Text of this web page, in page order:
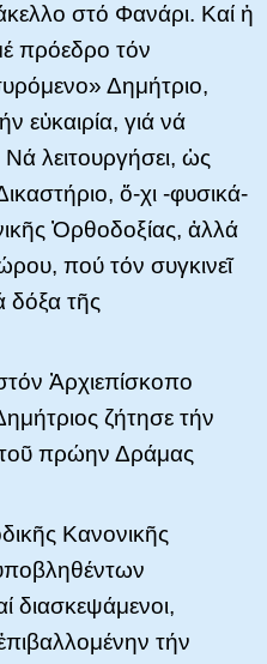
στό Φανάρι. Καί ἡ
πρόεδρο τόν
Δημήτριο,
εὐκαιρία, γιά νά
λειτουργήσει, ὡς
ὄ-χι -φυσικά-
Ὀρθοδοξίας, ἀλλά
πού τόν συγκινεῖ
δόξα τῆς
Ἀρχιεπίσκοπο
ζήτησε τήν
πρώην Δράμας
Κανονικῆς
διασκεψάμενοι,
τήν